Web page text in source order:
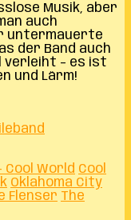
Musik, aber
auch
untermauerte
der Band auch
verleiht – es ist
und Lärm!
Cool World Cool
Oklahoma City
Flenser The